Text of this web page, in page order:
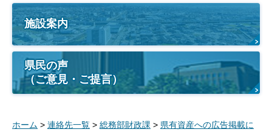
施設案内
県民の声
（ご意見・ご提言）
ホーム > 連絡先一覧 > 総務部財政課 > 県有資産への広告掲載に